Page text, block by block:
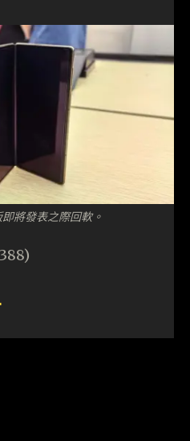
將發表之際回軟。